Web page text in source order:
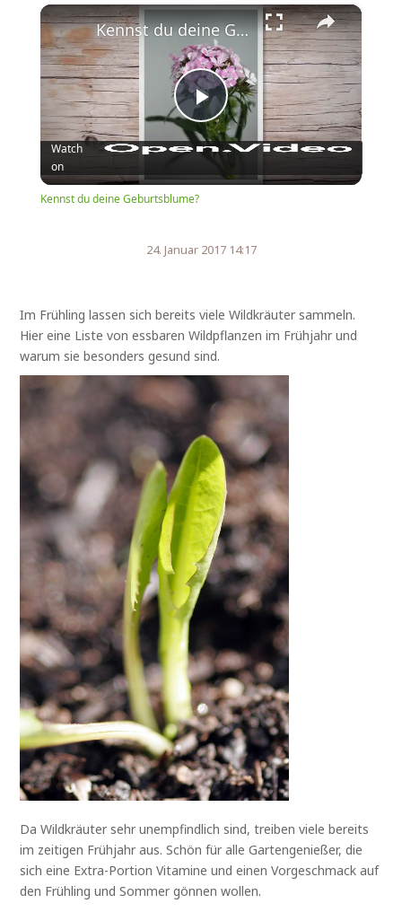
Fullscreen ×
Play
Video
Kennst du deine Geburtsblume?
Watch
on
Kennst du deine Geburtsblume?
24. Januar 2017 14:17
Im Frühling lassen sich bereits viele Wildkräuter sammeln.
Hier eine Liste von essbaren Wildpflanzen im Frühjahr und
warum sie besonders gesund sind.
Da Wildkräuter sehr unempfindlich sind, treiben viele bereits
im zeitigen Frühjahr aus. Schön für alle Gartengenießer, die
sich eine Extra-Portion Vitamine und einen Vorgeschmack auf
den Frühling und Sommer gönnen wollen.